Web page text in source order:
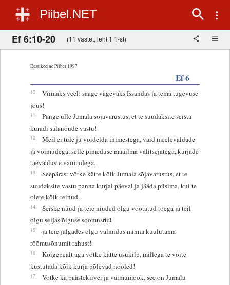
Piibel.NET
Ef 6:10-20 (11 vastet, leht 1 1-st)
Eestikeelne Piibel 1997
Ef 6
10
Viimaks veel: saage vägevaks Issandas ja tema tugevuse
jõus!
11
Pange ülle Jumala sõjavarustus, et te suudaksite seista
kuradi salanõude vastu!
12
Meil ei tule ju võidelda inimestega, vaid meelevaldade
ja võimudega, selle pimeduse maailma valitsejatega, kurjade
taevaaluste vaimudega.
13
Seepärast võtke kätte kõik Jumala sõjavarustus, et te
suudaksite vastu panna kurjal päeval ja jääda püsima, kui te
olete kõik teinud.
14
Seiske nüüd ja teie niuded olgu vöötatud tõega ja teil
olgu seljas õiguse soomusrüü
15
ja teie jalgades olgu valmidus minna kuulutama
rõõmusõnumit rahust!
16
Kõigepealt aga võtke kätte usukilp, millega te võite
kustutada kõik kurja põlevad nooled!
17
Võtke ka päästekiiver ja vaimumõõk, see on Jumala